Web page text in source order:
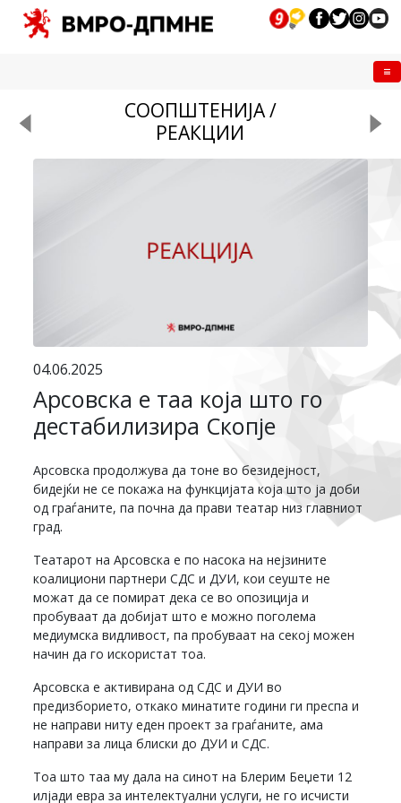
СООПШТЕНИЈА /
РЕАКЦИИ
04.06.2025
Арсовска е таа која што го
дестабилизира Скопје
Арсовска продолжува да тоне во безидејност,
бидејќи не се покажа на функцијата која што ја доби
од граѓаните, па почна да прави театар низ главниот
град.
Театарот на Арсовска е по насока на нејзините
коалициони партнери СДС и ДУИ, кои сеуште не
можат да се помират дека се во опозиција и
пробуваат да добијат што е можно поголема
медиумска видливост, па пробуваат на секој можен
начин да го искористат тоа.
Арсовска е активирана од СДС и ДУИ во
предизборието, откако минатите години ги преспа и
не направи ниту еден проект за граѓаните, ама
направи за лица блиски до ДУИ и СДС.
Тоа што таа му дала на синот на Блерим Беџети 12
илјади евра за интелектуални услуги, не го исчисти